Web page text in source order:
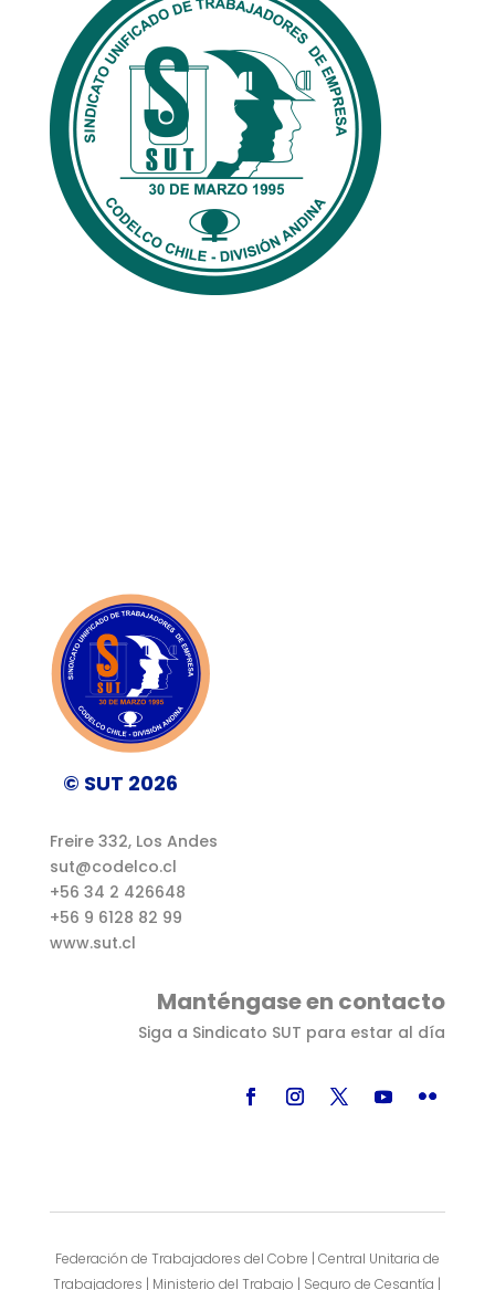
© SUT 2026
Freire 332, Los Andes
sut@codelco.cl
+56 34 2 426648
+56 9 6128 82 99
www.sut.cl
Manténgase en contacto
Siga a Sindicato SUT para estar al día
Federación de Trabajadores del Cobre | Central Unitaria de
Trabajadores | Ministerio del Trabajo | Seguro de Cesantía |